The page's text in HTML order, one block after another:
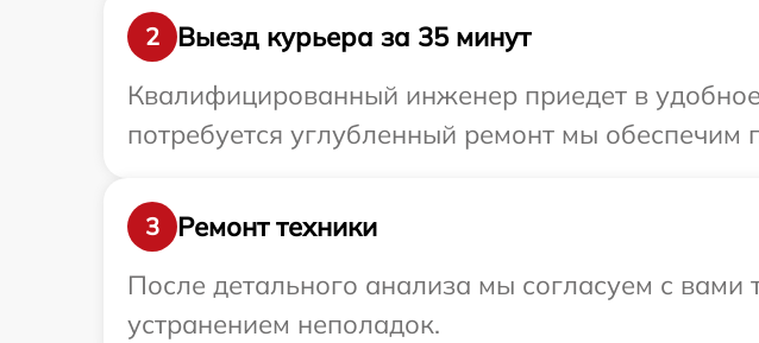
2
Выезд курьера за 35 минут
Квалифицированный инженер приедет в
потребуется углубленный ремонт мы обеспечим
3
Ремонт техники
После детального анализа мы согласуем с
устранением неполадок.